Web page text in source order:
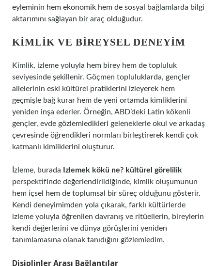
eyleminin hem ekonomik hem de sosyal bağlamlarda bilgi
aktarımını sağlayan bir araç olduğudur.
KIMLIK VE BIREYSEL DENEYIM
Kimlik, izleme yoluyla hem birey hem de topluluk
seviyesinde şekillenir. Göçmen topluluklarda, gençler
ailelerinin eski kültürel pratiklerini izleyerek hem
geçmişle bağ kurar hem de yeni ortamda kimliklerini
yeniden inşa ederler. Örneğin, ABD’deki Latin kökenli
gençler, evde gözlemledikleri geleneklerle okul ve arkadaş
çevresinde öğrendikleri normları birleştirerek kendi çok
katmanlı kimliklerini oluşturur.
İzleme, burada
Izlemek kökü ne? kültürel görelilik
perspektifinde değerlendirildiğinde, kimlik oluşumunun
hem içsel hem de toplumsal bir süreç olduğunu gösterir.
Kendi deneyimimden yola çıkarak, farklı kültürlerde
izleme yoluyla öğrenilen davranış ve ritüellerin, bireylerin
kendi değerlerini ve dünya görüşlerini yeniden
tanımlamasına olanak tanıdığını gözlemledim.
Disiplinler Arası Bağlantılar